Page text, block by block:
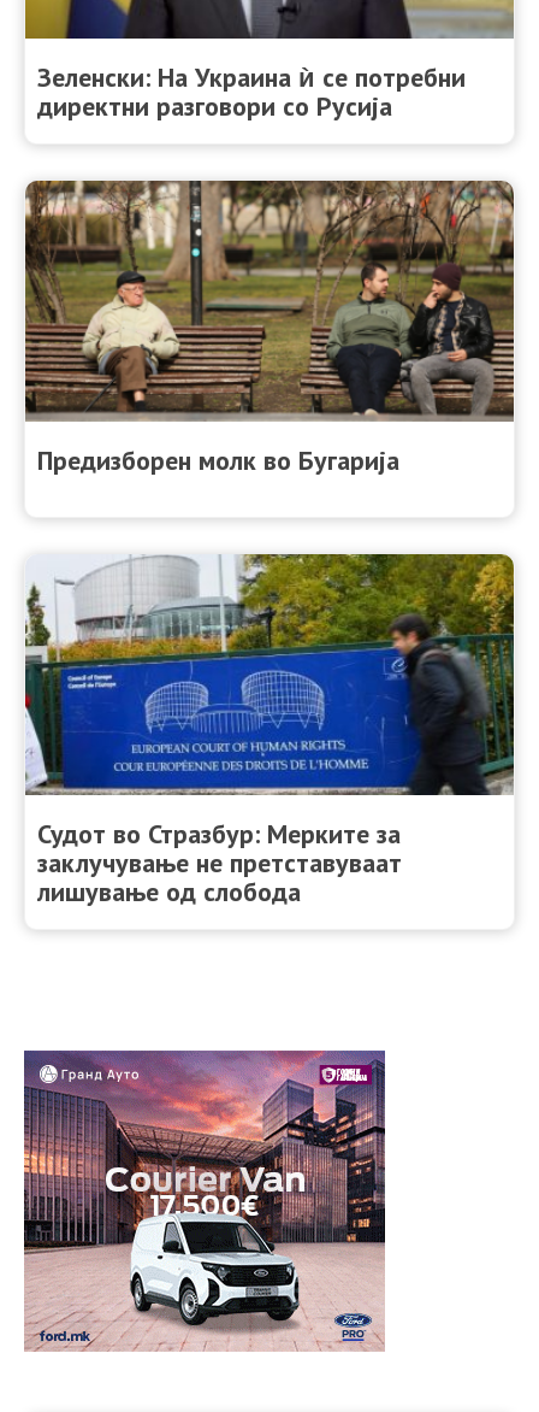
Зеленски: На Украина ѝ се потребни
директни разговори со Русија
Предизборен молк во Бугарија
Судот во Стразбур: Мерките за
заклучување не претставуваат
лишување од слобода